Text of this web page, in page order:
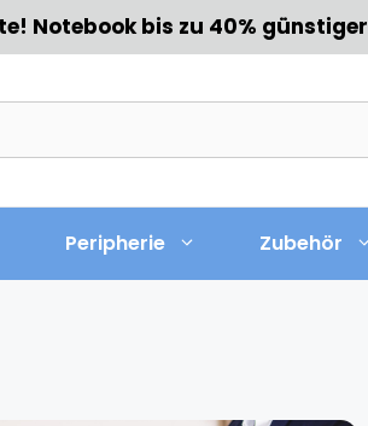
Notebook bis zu 40% günstiger
Peripherie Zubehör